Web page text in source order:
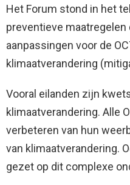
Het Forum stond in het
preventieve
aanpassingen voor de
klimaatverandering
Vooral eilanden zijn
klimaatverandering. Alle
verbeteren van hun
van klimaatverandering.
gezet op dit complexe